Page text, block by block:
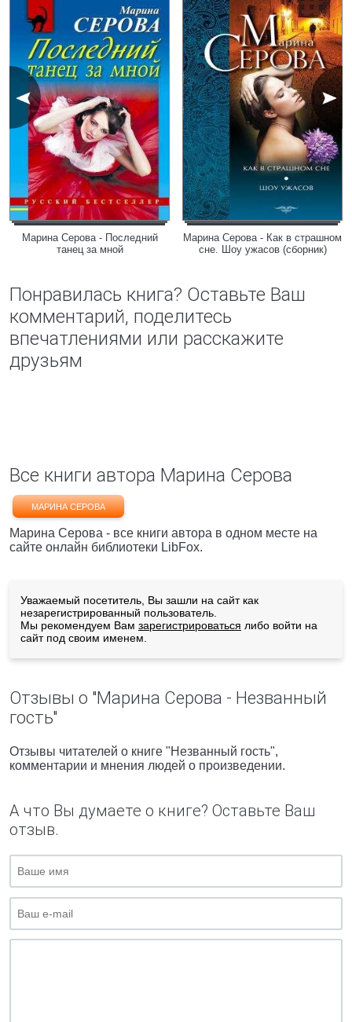
Марина Серова - Последний
танец за мной
Марина Серова - Как в страшном
сне. Шоу ужасов (сборник)
Понравилась книга? Оставьте Ваш
комментарий, поделитесь
впечатлениями или расскажите
друзьям
Все книги автора Марина Серова
МАРИНА СЕРОВА
Марина Серова - все книги автора в одном месте на
сайте онлайн библиотеки LibFox.
Уважаемый посетитель, Вы зашли на сайт как
незарегистрированный пользователь.
Мы рекомендуем Вам зарегистрироваться либо войти на
сайт под своим именем.
Отзывы о "Марина Серова - Незванный
гость"
Отзывы читателей о книге "Незванный гость",
комментарии и мнения людей о произведении.
А что Вы думаете о книге? Оставьте Ваш
отзыв.